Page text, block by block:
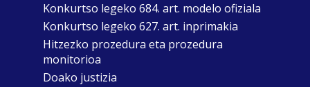
Konkurtso legeko 684. art. modelo ofiziala
Konkurtso legeko 627. art. inprimakia
Hitzezko prozedura eta prozedura
monitorioa
Doako justizia